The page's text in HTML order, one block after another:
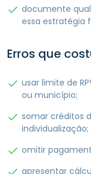
documente
essa estratégia
Erros que
usar limite de
ou município;
somar créditos
individualização;
omitir
apresentar